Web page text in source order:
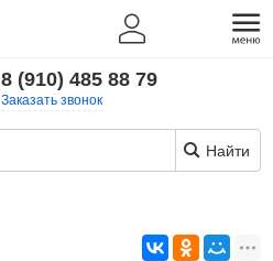
8 (910) 485 88 79
Заказать звонок
Найти